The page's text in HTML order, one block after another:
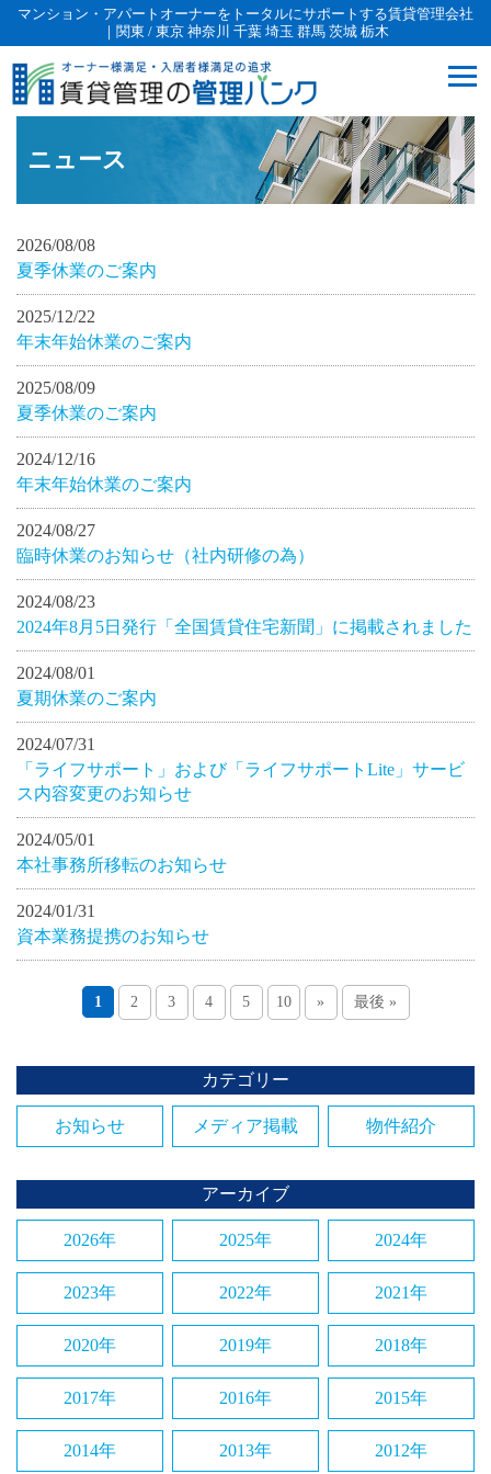
マンション・アパートオーナーをトータルにサポートする賃貸管理会社
｜関東 / 東京 神奈川 千葉 埼玉 群馬 茨城 栃木
ニュース
2026/08/08
夏季休業のご案内
2025/12/22
年末年始休業のご案内
2025/08/09
夏季休業のご案内
2024/12/16
年末年始休業のご案内
2024/08/27
臨時休業のお知らせ（社内研修の為）
2024/08/23
2024年8月5日発行「全国賃貸住宅新聞」に掲載されました
2024/08/01
夏期休業のご案内
2024/07/31
「ライフサポート」および「ライフサポートLite」サービ
ス内容変更のお知らせ
2024/05/01
本社事務所移転のお知らせ
2024/01/31
資本業務提携のお知らせ
1 2 3 4 5 10 » 最後 »
カテゴリー
お知らせ メディア掲載 物件紹介
アーカイブ
2026年 2025年 2024年
2023年 2022年 2021年
2020年 2019年 2018年
2017年 2016年 2015年
2014年 2013年 2012年